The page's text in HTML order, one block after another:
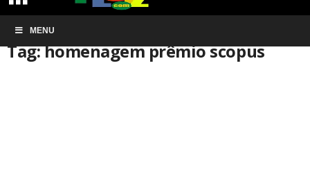
MENU
Início Tags
Tag: homenagem prêmio scopus